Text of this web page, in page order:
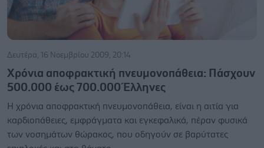
Δευτέρα, 16 Νοεμβρίου 2009, 20:14
Χρόνια αποφρακτική πνευμονοπάθεια: Πάσχουν
500.000 έως 700.000 Έλληνες
Η χρόνια αποφρακτική πνευμονοπάθεια, είναι η αιτία για
καρδιοπάθειες, εμφράγματα και εγκεφαλικά, πέραν φυσικά
των νοσημάτων θώρακος, που οδηγούν σε βαρύτατες